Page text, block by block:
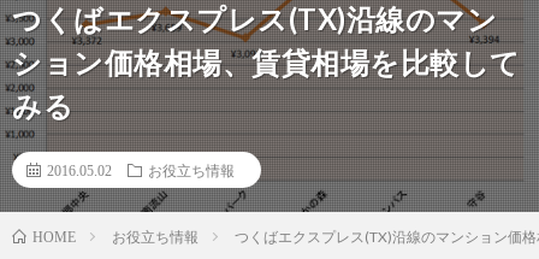
つくばエクスプレス(TX)沿線のマン
ション価格相場、賃貸相場を比較して
みる
2016.05.02 お役立ち情報
HOME お役立ち情報 つくばエクスプレス(TX)沿線のマンション価